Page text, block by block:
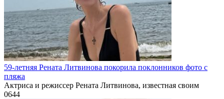
59-летняя Рената Литвинова покорила поклонников фото с
пляжа
Актриса и режиссер Рената Литвинова, известная своим
0644